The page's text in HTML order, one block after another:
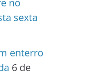
no
sexta
enterro
6 de